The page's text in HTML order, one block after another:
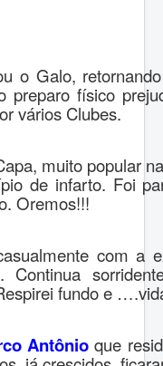
o Galo,
preparo físico
vários Clubes.
muito popular
de infarto. Foi
Oremos!!!
com a
. Continua
fundo e
Antônio que